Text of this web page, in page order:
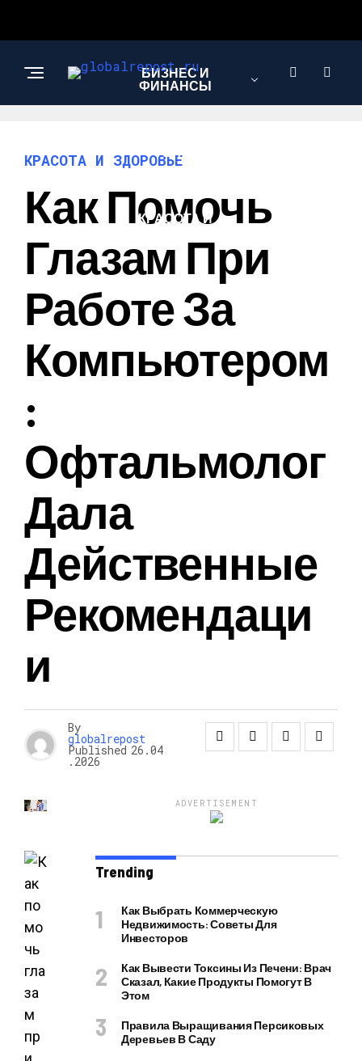
БИЗНЕС И
ФИНАНСЫ
АВТО
КРАСОТА И
КРАСОТА И ЗДОРОВЬЕ
Как Помочь
Глазам При
Работе За
Компьютером
:
Офтальмолог
Дала
Действенные
Рекомендаци
И
By
globalrepost
Published 26.04
.2026
ADVERTISEMENT
Trending
Как Выбрать Коммерческую
Недвижимость: Советы Для
Инвесторов
Как Вывести Токсины Из Печени: Врач
Сказал, Какие Продукты Помогут В
Этом
Правила Выращивания Персиковых
Деревьев В Саду